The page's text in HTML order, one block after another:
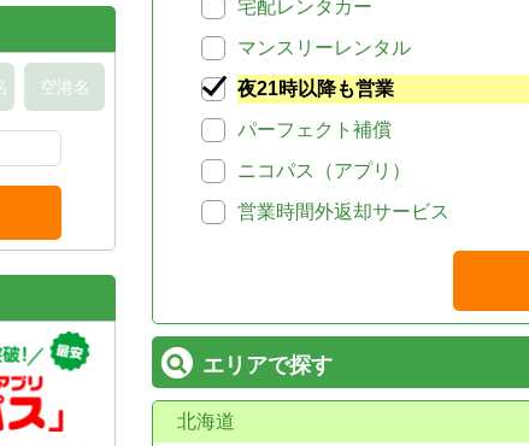
宅配レンタカー
マンスリーレンタル
夜21時以降も営業
パーフェクト補償
ニコパス（アプリ）
営業時間外返却サービス
エリアで探す
北海道
空港名